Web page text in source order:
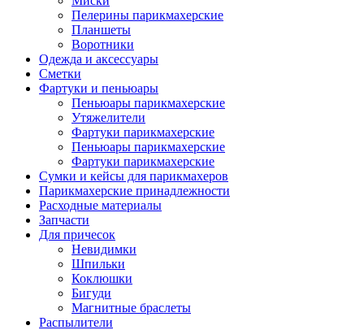
Пелерины парикмахерские
Планшеты
Воротники
Одежда и аксессуары
Сметки
Фартуки и пеньюары
Пеньюары парикмахерские
Утяжелители
Фартуки парикмахерские
Пеньюары парикмахерские
Фартуки парикмахерские
Сумки и кейсы для парикмахеров
Парикмахерские принадлежности
Расходные материалы
Запчасти
Для причесок
Невидимки
Шпильки
Коклюшки
Бигуди
Магнитные браслеты
Распылители